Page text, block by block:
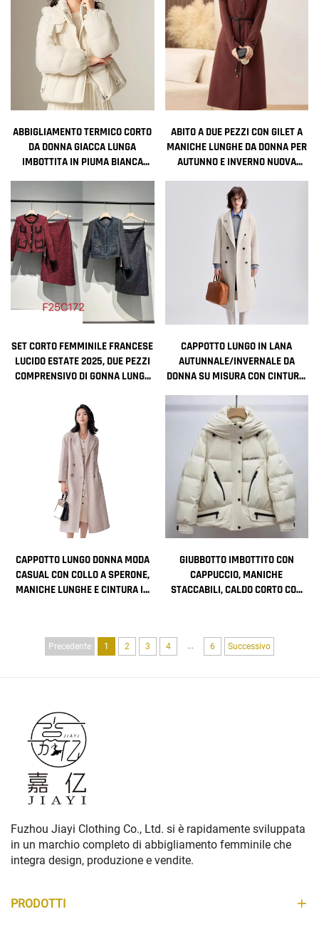
ABBIGLIAMENTO TERMICO CORTO
DA DONNA GIACCA LUNGA
IMBOTTITA IN PIUMA BIANCA
CALDE
ABITO A DUE PEZZI CON GILET A
MANICHE LUNGHE DA DONNA PER
AUTUNNO E INVERNO NUOVA
ELEGANTE
SET CORTO FEMMINILE FRANCESE
LUCIDO ESTATE 2025, DUE PEZZI
COMPRENSIVO DI GONNA LUNGA
CAPPOTTO LUNGO IN LANA
AUTUNNALE/INVERNALE DA
DONNA SU MISURA CON CINTURA,
CARDIGAN LARGO, CAPPOTTO
LUNGO ELEGANTE DA DONNA
CAPPOTTO LUNGO DONNA MODA
CASUAL CON COLLO A SPERONE,
MANICHE LUNGHE E CINTURA IN
GIUBBOTTO IMBOTTITO CON
CAPPUCCIO, MANICHE
STACCABILI, CALDO CORTO CON
YUAN
Precedente 1 2 3 4 ... 6 Successivo
Fuzhou Jiayi Clothing Co., Ltd. si è rapidamente sviluppata
in un marchio completo di abbigliamento femminile che
integra design, produzione e vendite.
PRODOTTI